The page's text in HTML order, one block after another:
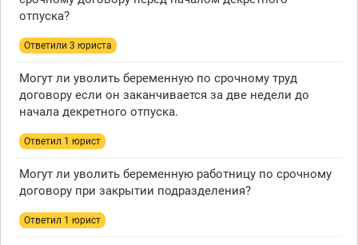
отпуска?
Ответили 3 юристa
Могут ли уволить беременную по срочному труд
договору если он заканчивается за две недели до
начала декретного отпуска.
Ответил 1 юрист
Могут ли уволить беременную работницу по срочному
договору при закрытии подразделения?
Ответил 1 юрист